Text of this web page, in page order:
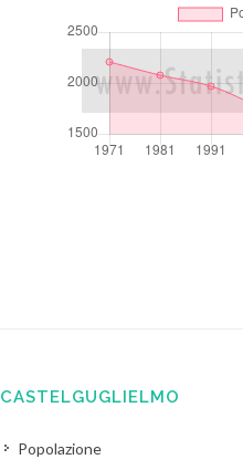
CASTELGUGLIELMO
Popolazione